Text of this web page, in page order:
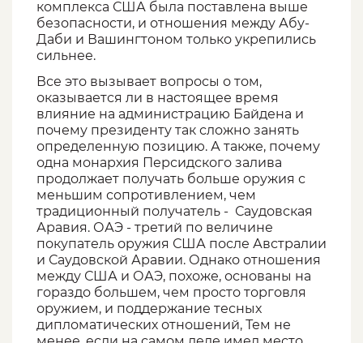
комплекса США была поставлена ​​выше
безопасности, и отношения между Абу-
Даби и Вашингтоном только укрепились
сильнее.
Все это вызывает вопросы о том,
оказывается ли в настоящее время
влияние на администрацию Байдена и
почему президенту так сложно занять
определенную позицию. А также, почему
одна монархия Персидского залива
продолжает получать больше оружия с
меньшим сопротивлением, чем
традиционный получатель - Саудовская
Аравия. ОАЭ - третий по величине
покупатель оружия США после Австралии
и Саудовской Аравии. Однако отношения
между США и ОАЭ, похоже, основаны на
гораздо большем, чем просто торговля
оружием, и поддержание тесных
дипломатических отношений, Тем не